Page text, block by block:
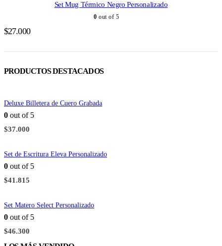
Set Mug Térmico Negro Personalizado
0 out of 5
$27.000
PRODUCTOS DESTACADOS
Deluxe Billetera de Cuero Grabada
0 out of 5
$37.000
Set de Escritura Eleva Personalizado
0 out of 5
$41.815
Set Matero Select Personalizado
0 out of 5
$46.300